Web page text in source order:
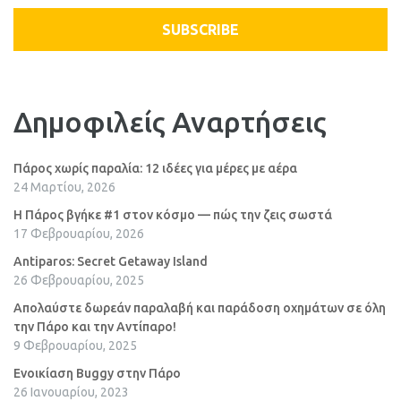
SUBSCRIBE
Δημοφιλείς Αναρτήσεις
Πάρος χωρίς παραλία: 12 ιδέες για μέρες με αέρα
24 Μαρτίου, 2026
Η Πάρος βγήκε #1 στον κόσμο — πώς την ζεις σωστά
17 Φεβρουαρίου, 2026
Antiparos: Secret Getaway Island
26 Φεβρουαρίου, 2025
Απολαύστε δωρεάν παραλαβή και παράδοση οχημάτων σε όλη
την Πάρο και την Αντίπαρο!
9 Φεβρουαρίου, 2025
Ενοικίαση Buggy στην Πάρο
26 Ιανουαρίου, 2023